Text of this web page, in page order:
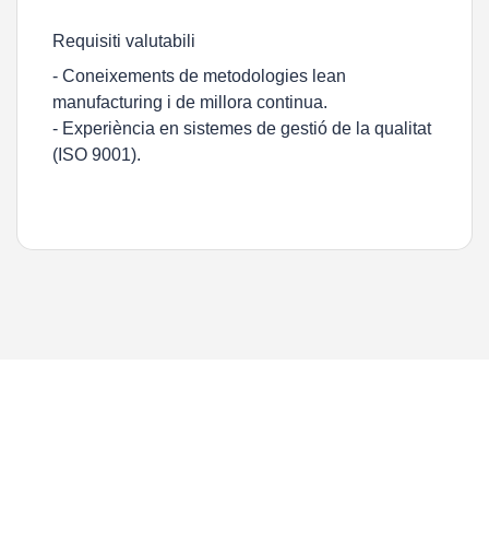
Requisiti valutabili
- Coneixements de metodologies lean
manufacturing i de millora continua.
- Experiència en sistemes de gestió de la qualitat
(ISO 9001).